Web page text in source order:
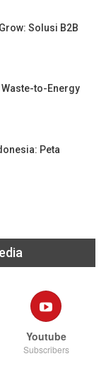
Solusi B2B
to-Energy
Peta
Youtube
Subscribers